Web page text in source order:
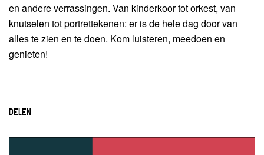
en andere verrassingen. Van kinderkoor tot orkest, van
knutselen tot portrettekenen: er is de hele dag door van
alles te zien en te doen. Kom luisteren, meedoen en
genieten!
DELEN